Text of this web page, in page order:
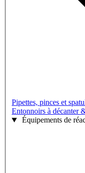
Pipettes, pinces et
Entonnoirs à décanter
Équipements de